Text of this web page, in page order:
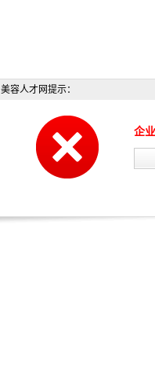
美容人才网提示：
企